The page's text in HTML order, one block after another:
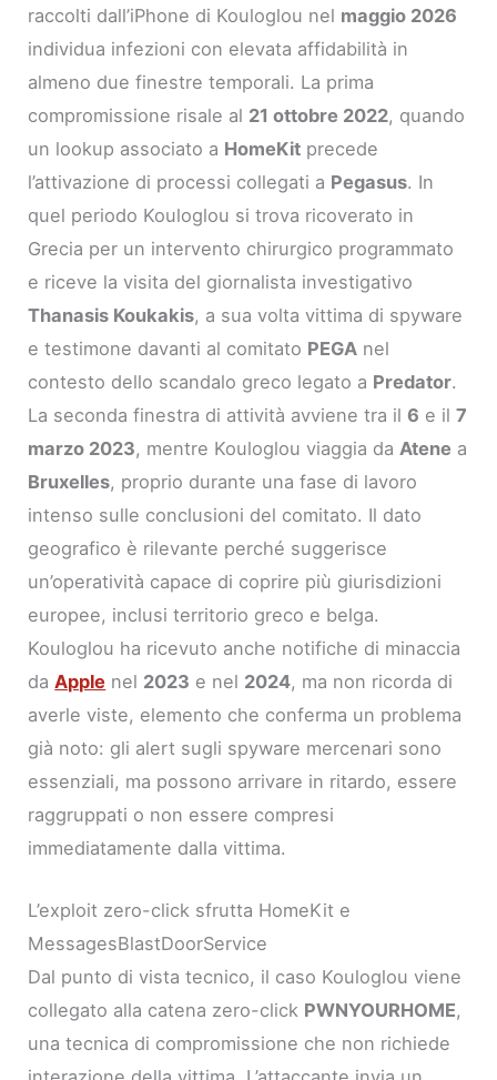
raccolti dall’iPhone di Kouloglou nel maggio 2026
individua infezioni con elevata affidabilità in
almeno due finestre temporali. La prima
compromissione risale al 21 ottobre 2022, quando
un lookup associato a HomeKit precede
l’attivazione di processi collegati a Pegasus. In
quel periodo Kouloglou si trova ricoverato in
Grecia per un intervento chirurgico programmato
e riceve la visita del giornalista investigativo
Thanasis Koukakis, a sua volta vittima di spyware
e testimone davanti al comitato PEGA nel
contesto dello scandalo greco legato a Predator.
La seconda finestra di attività avviene tra il6 e il7
marzo 2023, mentre Kouloglou viaggia da Atene a
Bruxelles, proprio durante una fase di lavoro
intenso sulle conclusioni del comitato. Il dato
geografico è rilevante perché suggerisce
un’operatività capace di coprire più giurisdizioni
europee, inclusi territorio greco e belga.
Kouloglou ha ricevuto anche notifiche di minaccia
daApple nel 2023 e nel 2024, ma non ricorda di
averle viste, elemento che conferma un problema
già noto: gli alert sugli spyware mercenari sono
essenziali, ma possono arrivare in ritardo, essere
raggruppati o non essere compresi
immediatamente dalla vittima.
L’exploit zero-click sfrutta HomeKit e
MessagesBlastDoorService
Dal punto di vista tecnico, il caso Kouloglou viene
collegato alla catena zero-click PWNYOURHOME,
una tecnica di compromissione che non richiede